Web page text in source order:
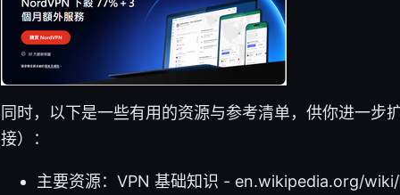
同时，以下是一些有用的资源与参考清单，供你进一步
接）：
主要资源：VPN 基础知识 - en.wikipedia.org/